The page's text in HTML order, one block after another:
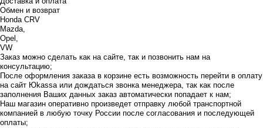
Обмен и возврат
Honda CRV
Mazda,
Opel,
VW
Заказ можно сделать как на сайте, так и позвонить нам на
консультацию;
После оформления заказа в корзине есть возможность перейти в оплату
на сайт Юkassa или дождаться звонка менеджера, так как после
заполнения Ваших данных заказ автоматически попадает к нам;
Наш магазин оперативно произведет отправку любой транспортной
компанией в любую точку России после согласования и последующей
оплаты;